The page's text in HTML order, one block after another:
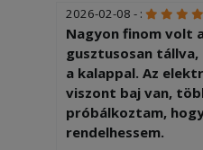
2026-02-08 - :
Nagyon finom volt
gusztusosan
a kalappal. Az
viszont baj van,
próbálkoztam,
rendelhessem.